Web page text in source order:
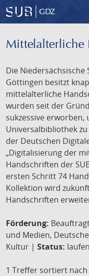
GDZ
Mittelalterliche
Die
Göttingen besitzt
mittelalterliche
wurden seit der
sukzessive
Universalbibliothek
der Deutschen
„Digitalisierung der
Handschriften der
ersten Schritt 74
Kollektion wird
Handschriften
Förderung:
und Medien,
Kultur | Status:
1 Treffer sortiert nach